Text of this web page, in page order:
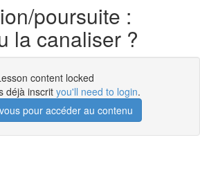
poursuite :
la canaliser ?
content locked
déjà inscrit you'll need to login.
pour accéder au contenu